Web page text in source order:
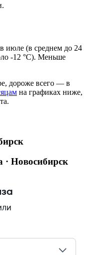
в июле (в среднем до 24
-12 °C). Меньше
дороже всего — в
на графиках ниже,
· Новосибирск